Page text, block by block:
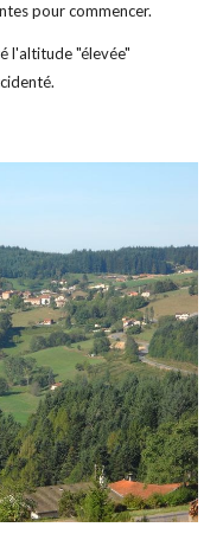
pour commencer.
l'altitude "élevée"